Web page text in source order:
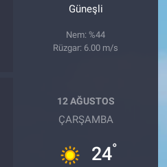
Güneşli
Nem: %44
Rüzgar: 6.00 m/s
12 AĞUSTOS
ÇARŞAMBA
24°